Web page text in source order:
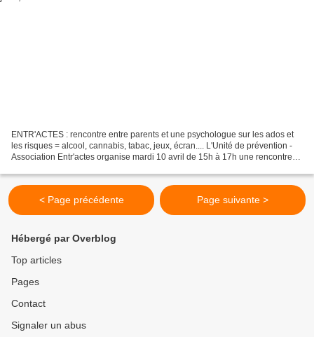
ENTR'ACTES : rencontre entre parents et une psychologue sur les ados et
les risques = alcool, cannabis, tabac, jeux, écran.... L'Unité de prévention -
Association Entr'actes organise mardi 10 avril de 15h à 17h une rencontre
< Page précédente Page suivante >
Hébergé par Overblog
Top articles
Pages
Contact
Signaler un abus